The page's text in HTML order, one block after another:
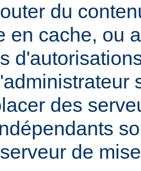
du
en cache, ou
des
de